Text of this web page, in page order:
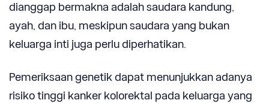
dianggap bermakna adalah saudara kandung,
ayah, dan ibu, meskipun saudara yang bukan
keluarga inti juga perlu diperhatikan.
Pemeriksaan genetik dapat menunjukkan adanya
risiko tinggi kanker kolorektal pada keluarga yang